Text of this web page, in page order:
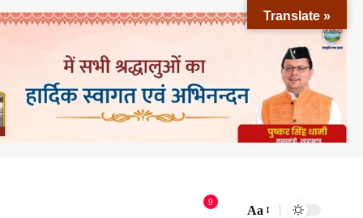
9
Aa
Translate »